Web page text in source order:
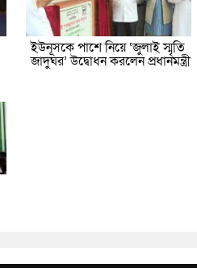
ইউনূসকে পাশে নিয়ে ‘জুলাই স্মৃতি
জাদুঘর’ উদ্বোধন করলেন প্রধানমন্ত্রী